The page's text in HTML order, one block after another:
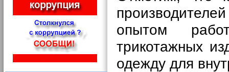
опытом
трикотажных
одежду для